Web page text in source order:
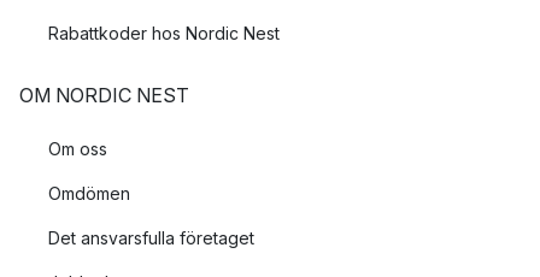
Rabattkoder hos Nordic Nest
OM NORDIC NEST
Om oss
Omdömen
Det ansvarsfulla företaget